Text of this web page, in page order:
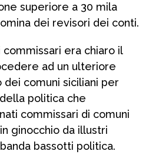
superiore a 30 mila
dei revisori dei conti.
era chiaro il
ad un ulteriore
comuni siciliani per
politica che
commissari di comuni
ginocchio da illustri
bassotti politica.